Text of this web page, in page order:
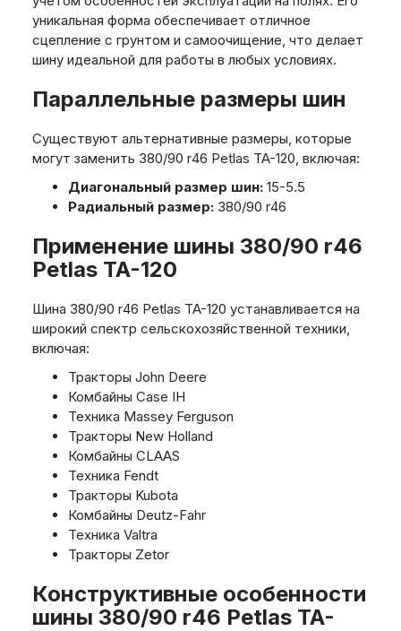
уникальная форма обеспечивает отличное
сцепление с грунтом и самоочищение, что делает
шину идеальной для работы в любых условиях.
Параллельные размеры шин
Существуют альтернативные размеры, которые
могут заменить 380/90 r46 Petlas TA-120, включая:
Диагональный размер шин:15-5.5
Радиальный размер:380/90 r46
Применение шины 380/90 r46
Petlas TA-120
Шина 380/90 r46 Petlas TA-120 устанавливается на
широкий спектр сельскохозяйственной техники,
включая:
Тракторы John Deere
Комбайны Case IH
Техника Massey Ferguson
Тракторы New Holland
Комбайны CLAAS
Техника Fendt
Тракторы Kubota
Комбайны Deutz-Fahr
Техника Valtra
Тракторы Zetor
Конструктивные особенности
шины 380/90 r46 Petlas TA-